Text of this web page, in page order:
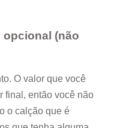
opcional (não
O valor que você
final, então você não
o calção que é